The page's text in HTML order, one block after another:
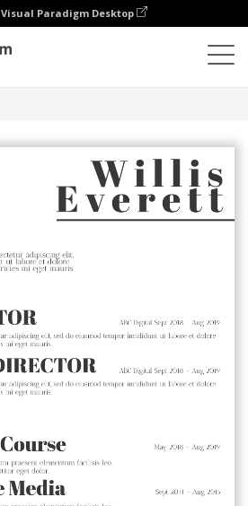
Visual Paradigm Desktop